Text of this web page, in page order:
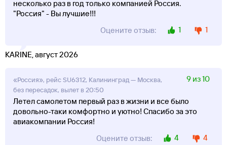
несколько раз в год только компанией Россия.
"Россия" - Вы лучшие!!!
Оцените отзыв:
1 1
KARINE, август 2026
«Россия», рейс SU6312, Калининград — Москва,
без пересадок, вылет в 20:50
9 из 10
Летел самолетом первый раз в жизни и все было
довольно-таки комфортно и уютно! Спасибо за это
авиакомпании Россия!
Оцените отзыв:
4 4